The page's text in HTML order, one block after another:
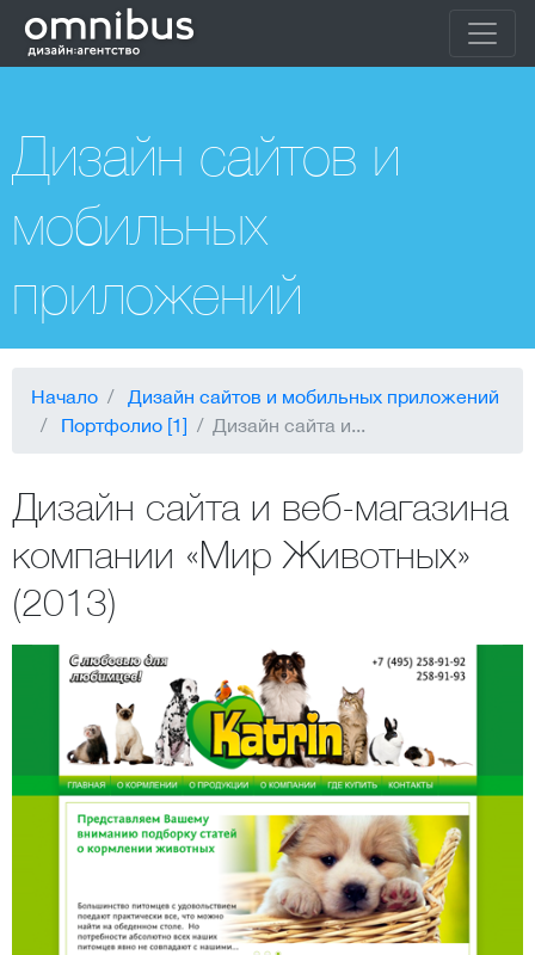
Дизайн сайтов и
мобильных
приложений
Начало
Дизайн сайтов и мобильных приложений
Портфолио [1]
Дизайн сайта и...
Дизайн сайта и веб-магазина
компании «Мир Животных»
(2013)